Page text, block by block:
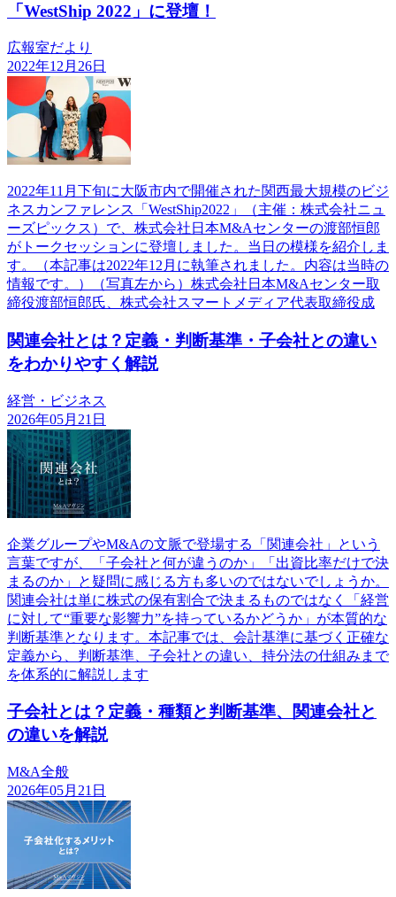
「WestShip 2022」に登壇！
広報室だより
2022年12月26日
2022年11月下旬に大阪市内で開催された関西最大規模のビジ
ネスカンファレンス「WestShip2022」（主催：株式会社ニュ
ーズピックス）で、株式会社日本M&Aセンターの渡部恒郎
がトークセッションに登壇しました。当日の模様を紹介しま
す。（本記事は2022年12月に執筆されました。内容は当時の
情報です。）（写真左から）株式会社日本M&Aセンター取
締役渡部恒郎氏、株式会社スマートメディア代表取締役成
関連会社とは？定義・判断基準・子会社との違い
をわかりやすく解説
経営・ビジネス
2026年05月21日
企業グループやM&Aの文脈で登場する「関連会社」という
言葉ですが、「子会社と何が違うのか」「出資比率だけで決
まるのか」と疑問に感じる方も多いのではないでしょうか。
関連会社は単に株式の保有割合で決まるものではなく「経営
に対して“重要な影響力”を持っているかどうか」が本質的な
判断基準となります。本記事では、会計基準に基づく正確な
定義から、判断基準、子会社との違い、持分法の仕組みまで
を体系的に解説します
子会社とは？定義・種類と判断基準、関連会社と
の違いを解説
M&A全般
2026年05月21日